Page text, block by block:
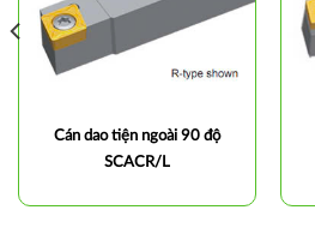
Cán dao tiện ngoài 90 độ
SCACR/L